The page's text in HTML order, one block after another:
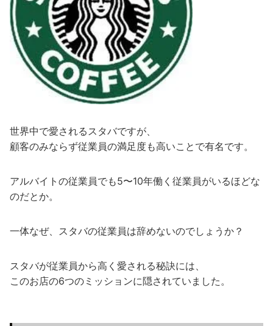
世界中で愛されるスタバですが、
顧客のみならず従業員の満足度も高いことで有名です。
アルバイトの従業員でも5〜10年働く従業員がいるほどな
のだとか。
一体なぜ、スタバの従業員は辞めないのでしょうか？
スタバが従業員から高く愛される秘訣には、
このお店の6つのミッションに隠されていました。